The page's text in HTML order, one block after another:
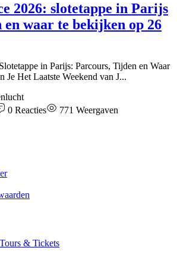
2026: slotetappe in Parijs
waar te bekijken op 26
in Parijs: Parcours, Tijden en Waar
Je Het Laatste Weekend van J...
0 Reacties 771 Weergaven
& Tickets